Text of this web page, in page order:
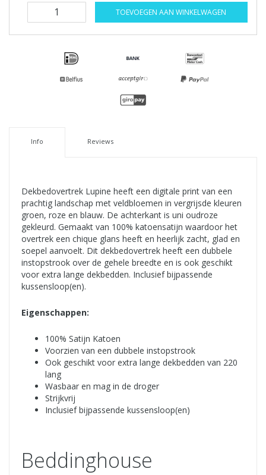
TOEVOEGEN AAN WINKELWAGEN
Info Reviews
Dekbedovertrek Lupine heeft een digitale print van een
prachtig landschap met veldbloemen in vergrijsde kleuren
groen, roze en blauw. De achterkant is uni oudroze
gekleurd. Gemaakt van 100% katoensatijn waardoor het
overtrek een chique glans heeft en heerlijk zacht, glad en
soepel aanvoelt. Dit dekbedovertrek heeft een dubbele
instopstrook over de gehele breedte en is ook geschikt
voor extra lange dekbedden. Inclusief bijpassende
kussensloop(en).
Eigenschappen:
100% Satijn Katoen
Voorzien van een dubbele instopstrook
Ook geschikt voor extra lange dekbedden van 220
lang
Wasbaar en mag in de droger
Strijkvrij
Inclusief bijpassende kussensloop(en)
Beddinghouse